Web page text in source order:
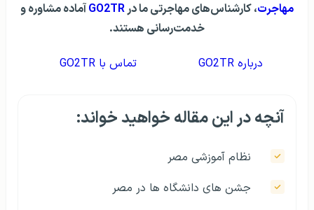
مهاجرت، کارشناس‌های مهاجرتی ما درGO2TRآماده مشاوره و
خدمت‌رسانی هستند.
درباره GO2TR تماس با GO2TR
آنچه در این مقاله خواهید خواند:
نظام آموزشی مصر
جشن های دانشگاه ها در مصر